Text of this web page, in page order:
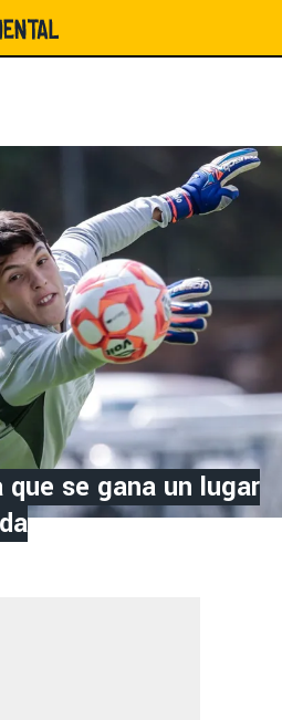
que se gana un lugar